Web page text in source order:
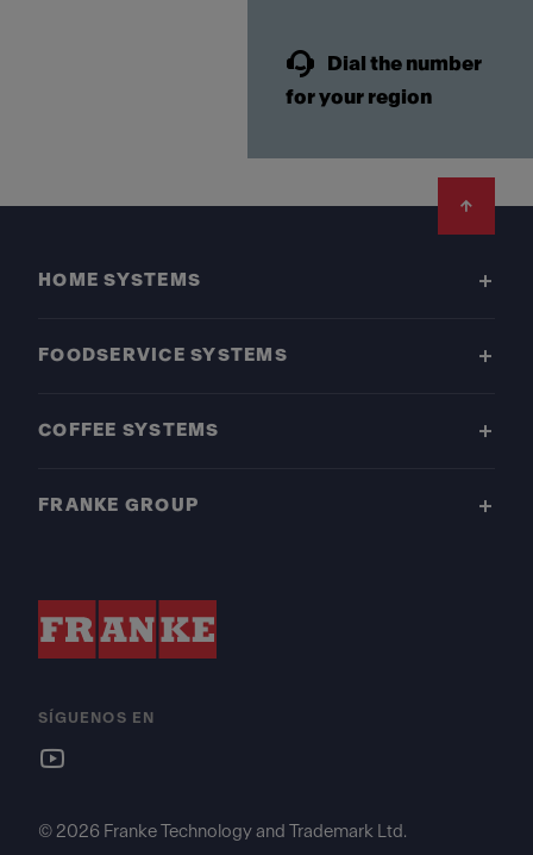
Dial the number
for your region
HOME SYSTEMS
FOODSERVICE SYSTEMS
COFFEE SYSTEMS
FRANKE GROUP
SÍGUENOS EN
© 2026 Franke Technology and Trademark Ltd.